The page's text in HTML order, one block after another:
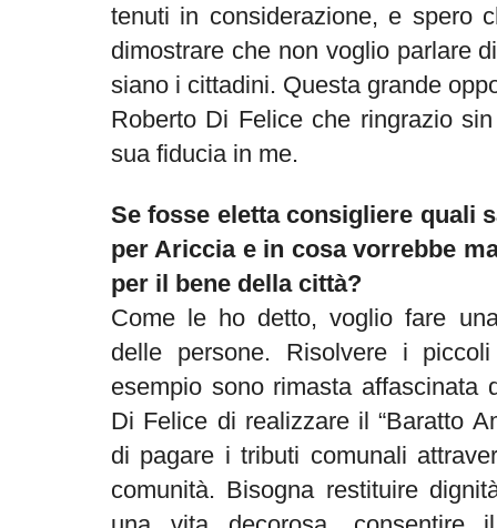
tenuti in considerazione, e spero
dimostrare che non voglio parlare
siano i cittadini. Questa grande
Roberto Di Felice che ringrazio
sua fiducia in me.
Se fosse eletta consigliere quali
per Ariccia e in cosa vorrebbe
per il bene della città?
Come le ho detto, voglio fare
delle persone. Risolvere i
esempio sono rimasta affascinata
Di Felice di realizzare il “Baratto
di pagare i tributi comunali
comunità. Bisogna restituire